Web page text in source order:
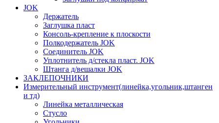
JOK
Держатель
Заглушка пласт
Консоль-крепление к плоскости
Полкодержатель JOK
Соединитель JOK
Уплотнитель д/стекла пласт. JOK
Штанга д/вешалки JOK
ЗАКЛЕПОЧНИКИ
Измерительный инструмент(линейка,угольник,штанген
и тд)
Линейка металлическая
Стусло